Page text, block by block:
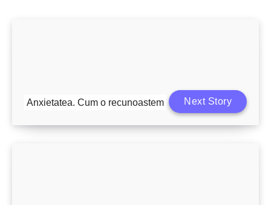
Anxietatea. Cum o recunoastem Next Story